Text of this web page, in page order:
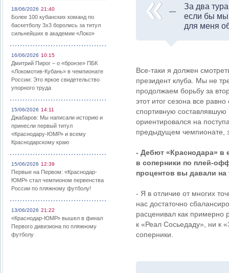
18/06/2026 21:40
Более 100 кубанских команд по
баскетболу 3х3 боролись за титул
сильнейших в академии «Локо»
16/06/2026 10:15
Дмитрий Пирог – о «бронзе» ПБК
«Локомотив-Кубань» в чемпионате
России: Это яркое свидетельство
упорного труда
15/06/2026 14:11
Джабаров: Мы написали историю и
принесли первый титул
«Краснодару-ЮМР» и всему
Краснодарскому краю
15/06/2026 12:39
Первые на Первом: «Краснодар-
ЮМР» стал чемпионом первенства
России по пляжному футболу!
13/06/2026 21:22
«Краснодар-ЮМР» вышел в финал
Первого дивизиона по пляжному
футболу
За два
если бы мы
для меня
Все-таки я должен
президент клуба. Мы не
продолжаем борьбу за
этот итог сезона все
спортивную составлявшую
ориентировался на
предыдущем чемпионате,
- Дебют «Краснодара» в
в соперники по плей-
процентов вы давали на
- Я в отличие от многих
нас достаточно
расценивал как примерно
к «Реал Сосьедаду», ни к
соперники.